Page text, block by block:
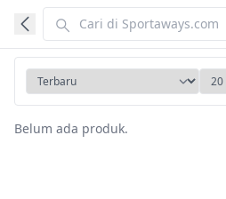
Belum ada produk.